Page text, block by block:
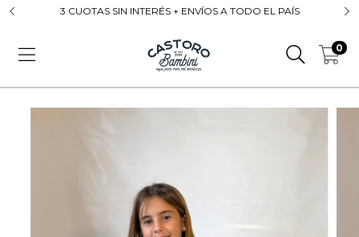
3 CUOTAS SIN INTERÉS + ENVÍOS A TODO EL PAÍS
0